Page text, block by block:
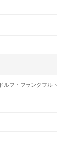
ルフ・フランクフルト